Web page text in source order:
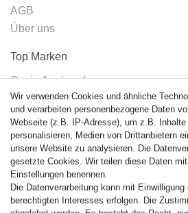
AGB
Über uns
Top Marken
Casio Armband
Festina Armband
Citizen Armband
M. Lacroix Armband
J. Lemans Armband
Uhrenarmbänder - Alle
Sicherheit
Wir verwenden Cookies und ähnliche
und verarbeiten personenbezogene Daten
Webseite (z.B. IP-Adresse), um z.B. Inhalte
personalisieren, Medien von Drittanbietern
unsere Website zu analysieren. Die
gesetzte Cookies. Wir teilen diese Daten
Einstellungen benennen.
Die Datenverarbeitung kann mit Einwilligung
berechtigten Interesses erfolgen. Die